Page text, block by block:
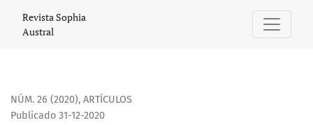
El diagnóstico participativo para la elaboración del plan
Revista Sophia
Austral
NÚM. 26 (2020), ARTÍCULOS
Publicado 31-12-2020